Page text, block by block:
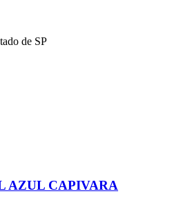
de SP
AZUL CAPIVARA